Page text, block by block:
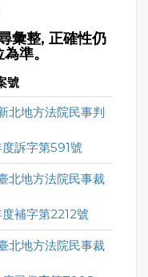
彙整, 正確性仍
準。
號
北地方法院民事判
度訴字第591號
北地方法院民事裁
度補字第2212號
北地方法院民事裁